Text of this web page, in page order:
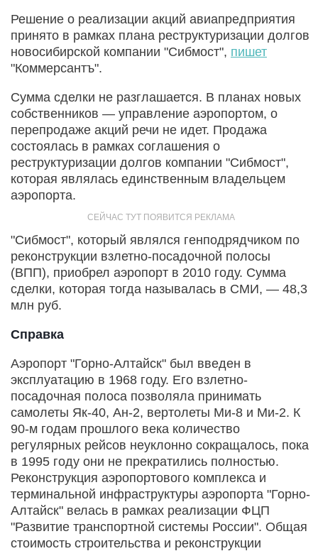
Решение о реализации акций авиапредприятия
принято в рамках плана реструктуризации долгов
новосибирской компании "Сибмост", пишет
"Коммерсантъ".
Сумма сделки не разглашается. В планах новых
собственников — управление аэропортом, о
перепродаже акций речи не идет. Продажа
состоялась в рамках соглашения о
реструктуризации долгов компании "Сибмост",
которая являлась единственным владельцем
аэропорта.
"Сибмост", который являлся генподрядчиком по
реконструкции взлетно-посадочной полосы
(ВПП), приобрел аэропорт в 2010 году. Сумма
сделки, которая тогда называлась в СМИ, — 48,3
млн руб.
Справка
Аэропорт "Горно-Алтайск" был введен в
эксплуатацию в 1968 году. Его взлетно-
посадочная полоса позволяла принимать
самолеты Як-40, Ан-2, вертолеты Ми-8 и Ми-2. К
90-м годам прошлого века количество
регулярных рейсов неуклонно сокращалось, пока
в 1995 году они не прекратились полностью.
Реконструкция аэропортового комплекса и
терминальной инфраструктуры аэропорта "Горно-
Алтайск" велась в рамках реализации ФЦП
"Развитие транспортной системы России". Общая
стоимость строительства и реконструкции